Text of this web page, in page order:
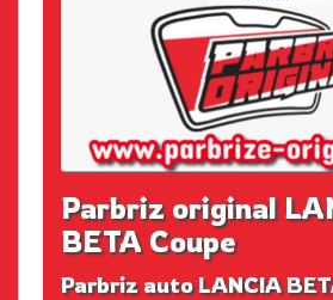
Parbriz original
BETA Coupe
Parbriz auto LANCIA